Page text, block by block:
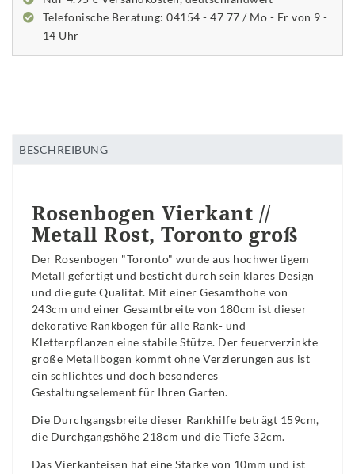
Telefonische Beratung: 04154 - 47 77 / Mo - Fr von 9 -
14 Uhr
BESCHREIBUNG
Rosenbogen Vierkant //
Metall Rost, Toronto groß
Der Rosenbogen "Toronto" wurde aus hochwertigem
Metall gefertigt und besticht durch sein klares Design
und die gute Qualität. Mit einer Gesamthöhe von
243cm und einer Gesamtbreite von 180cm ist dieser
dekorative Rankbogen für alle Rank- und
Kletterpflanzen eine stabile Stütze. Der feuerverzinkte
große Metallbogen kommt ohne Verzierungen aus ist
ein schlichtes und doch besonderes
Gestaltungselement für Ihren Garten.
Die Durchgangsbreite dieser Rankhilfe beträgt 159cm,
die Durchgangshöhe 218cm und die Tiefe 32cm.
Das Vierkanteisen hat eine Stärke von 10mm und ist